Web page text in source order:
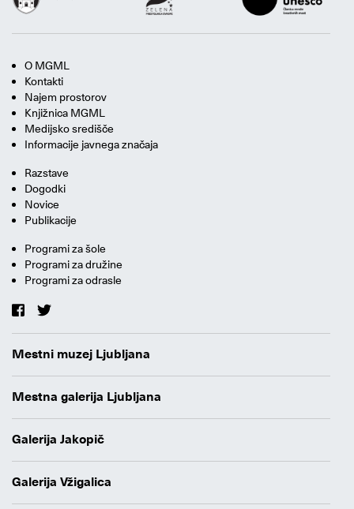
O MGML
Kontakti
Najem prostorov
Knjižnica MGML
Medijsko središče
Informacije javnega značaja
Razstave
Dogodki
Novice
Publikacije
Programi za šole
Programi za družine
Programi za odrasle
Mestni muzej Ljubljana
Mestna galerija Ljubljana
Galerija Jakopič
Galerija Vžigalica